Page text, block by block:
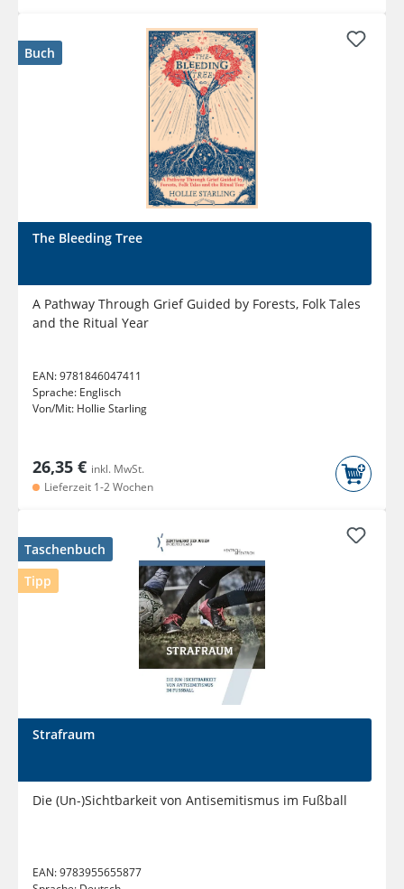
Buch
The Bleeding Tree
A Pathway Through Grief Guided by Forests, Folk Tales
and the Ritual Year
EAN:9781846047411
Sprache: Englisch
Von/Mit: Hollie Starling
26,35 € inkl. MwSt.
Lieferzeit 1-2 Wochen
Taschenbuch
Tipp
Strafraum
Die (Un-)Sichtbarkeit von Antisemitismus im Fußball
EAN:9783955655877